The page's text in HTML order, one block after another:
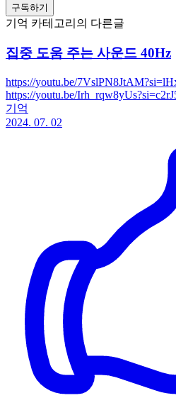
구독하기
기억 카테고리의 다른글
집중 도움 주는 사운드 40Hz
https://youtu.be/
https://youtu.be/
기억
2024. 07. 02